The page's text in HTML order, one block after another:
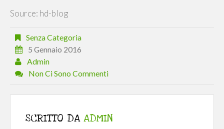
Source: hd-blog
Senza Categoria
5 Gennaio 2016
Admin
Non Ci Sono Commenti
SCRITTO DA ADMIN